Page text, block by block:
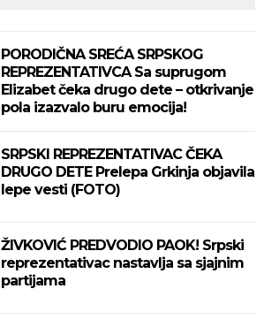
PORODIČNA SREĆA SRPSKOG
REPREZENTATIVCA Sa suprugom
Elizabet čeka drugo dete – otkrivanje
pola izazvalo buru emocija!
SRPSKI REPREZENTATIVAC ČEKA
DRUGO DETE Prelepa Grkinja objavila
lepe vesti (FOTO)
ŽIVKOVIĆ PREDVODIO PAOK! Srpski
reprezentativac nastavlja sa sjajnim
partijama